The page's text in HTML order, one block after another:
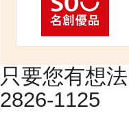
只要您有想
2826-1125